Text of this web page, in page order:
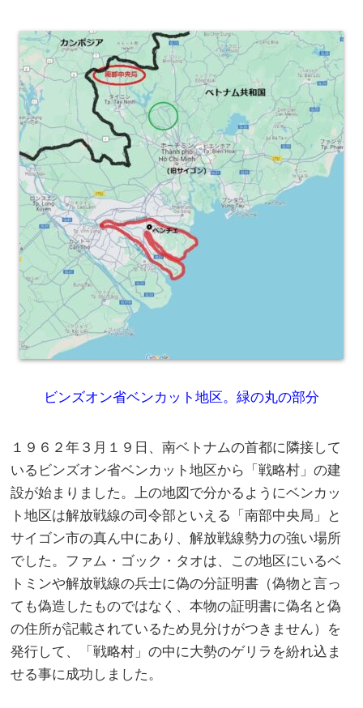
ビンズオン省ベンカット地区。緑の丸の部分
１９６２年３月１９日、南ベトナムの首都に隣接して
いるビンズオン省ベンカット地区から「戦略村」の建
設が始まりました。上の地図で分かるようにベンカッ
ト地区は解放戦線の司令部といえる「南部中央局」と
サイゴン市の真ん中にあり、解放戦線勢力の強い場所
でした。ファム・ゴック・タオは、この地区にいるベ
トミンや解放戦線の兵士に偽の分証明書（偽物と言っ
ても偽造したものではなく、本物の証明書に偽名と偽
の住所が記載されているため見分けがつきません）を
発行して、「戦略村」の中に大勢のゲリラを紛れ込ま
せる事に成功しました。